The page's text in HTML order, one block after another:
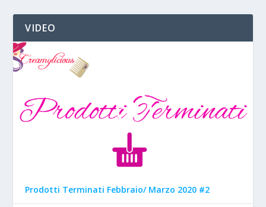
VIDEO
Prodotti Terminati Febbraio/ Marzo 2020 #2